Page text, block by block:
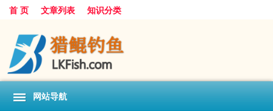
首 页 文章列表 知识分类
网站导航